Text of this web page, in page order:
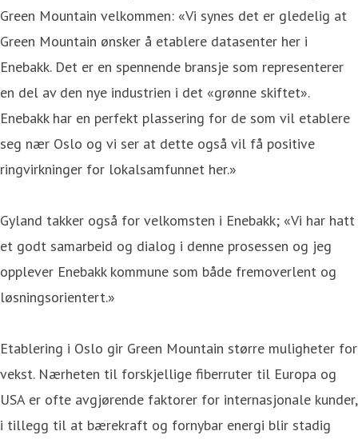
Green Mountain velkommen: «Vi synes det er gledelig at
Green Mountain ønsker å etablere datasenter her i
Enebakk. Det er en spennende bransje som representerer
en del av den nye industrien i det «grønne skiftet».
Enebakk har en perfekt plassering for de som vil etablere
seg nær Oslo og vi ser at dette også vil få positive
ringvirkninger for lokalsamfunnet her.»
Gyland takker også for velkomsten i Enebakk; «Vi har hatt
et godt samarbeid og dialog i denne prosessen og jeg
opplever Enebakk kommune som både fremoverlent og
løsningsorientert.»
Etablering i Oslo gir Green Mountain større muligheter for
vekst. Nærheten til forskjellige fiberruter til Europa og
USA er ofte avgjørende faktorer for internasjonale kunder,
i tillegg til at bærekraft og fornybar energi blir stadig